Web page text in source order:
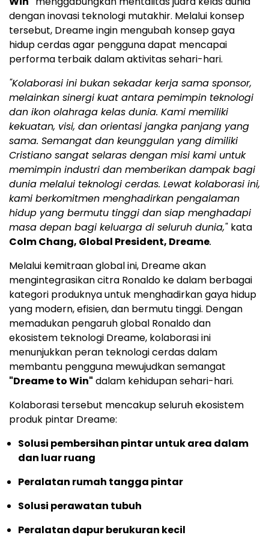
dengan inovasi teknologi mutakhir. Melalui konsep
tersebut, Dreame ingin mengubah konsep gaya
hidup cerdas agar pengguna dapat mencapai
performa terbaik dalam aktivitas sehari-hari.
"Kolaborasi ini bukan sekadar kerja sama sponsor,
melainkan sinergi kuat antara pemimpin teknologi
dan ikon olahraga kelas dunia. Kami memiliki
kekuatan, visi, dan orientasi jangka panjang yang
sama. Semangat dan keunggulan yang dimiliki
Cristiano sangat selaras dengan misi kami untuk
memimpin industri dan memberikan dampak bagi
dunia melalui teknologi cerdas. Lewat kolaborasi ini,
kami berkomitmen menghadirkan pengalaman
hidup yang bermutu tinggi dan siap menghadapi
masa depan bagi keluarga di seluruh dunia," kata
Colm Chang, Global President, Dreame.
Melalui kemitraan global ini, Dreame akan
mengintegrasikan citra Ronaldo ke dalam berbagai
kategori produknya untuk menghadirkan gaya hidup
yang modern, efisien, dan bermutu tinggi. Dengan
memadukan pengaruh global Ronaldo dan
ekosistem teknologi Dreame, kolaborasi ini
menunjukkan peran teknologi cerdas dalam
membantu pengguna mewujudkan semangat
"Dreame to Win" dalam kehidupan sehari-hari.
Kolaborasi tersebut mencakup seluruh ekosistem
produk pintar Dreame:
Solusi pembersihan pintar untuk area dalam
dan luar ruang
Peralatan rumah tangga pintar
Solusi perawatan tubuh
Peralatan dapur berukuran kecil